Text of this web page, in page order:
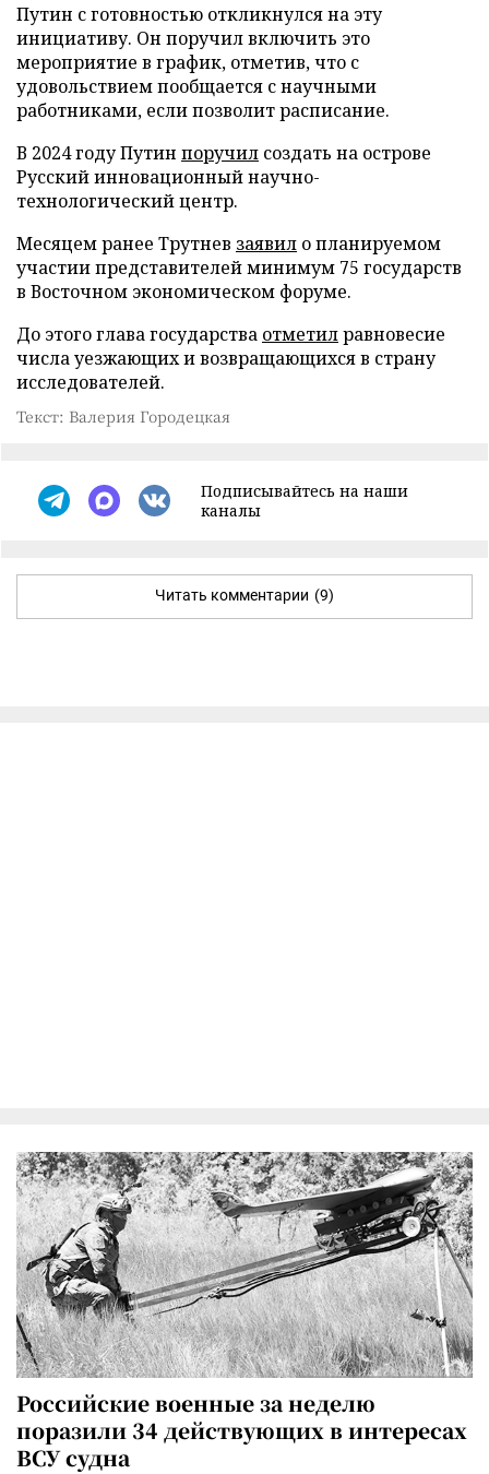
Путин с готовностью откликнулся на эту
инициативу. Он поручил включить это
мероприятие в график, отметив, что с
удовольствием пообщается с научными
работниками, если позволит расписание.
В 2024 году Путин поручил создать на острове
Русский инновационный научно-
технологический центр.
Месяцем ранее Трутнев заявил о планируемом
участии представителей минимум 75 государств
в Восточном экономическом форуме.
До этого глава государства отметилравновесие
числа уезжающих и возвращающихся в страну
исследователей.
Текст: Валерия Городецкая
Подписывайтесь на наши
каналы
Читать комментарии (9)
Российские военные за неделю
поразили 34 действующих в интересах
ВСУ судна